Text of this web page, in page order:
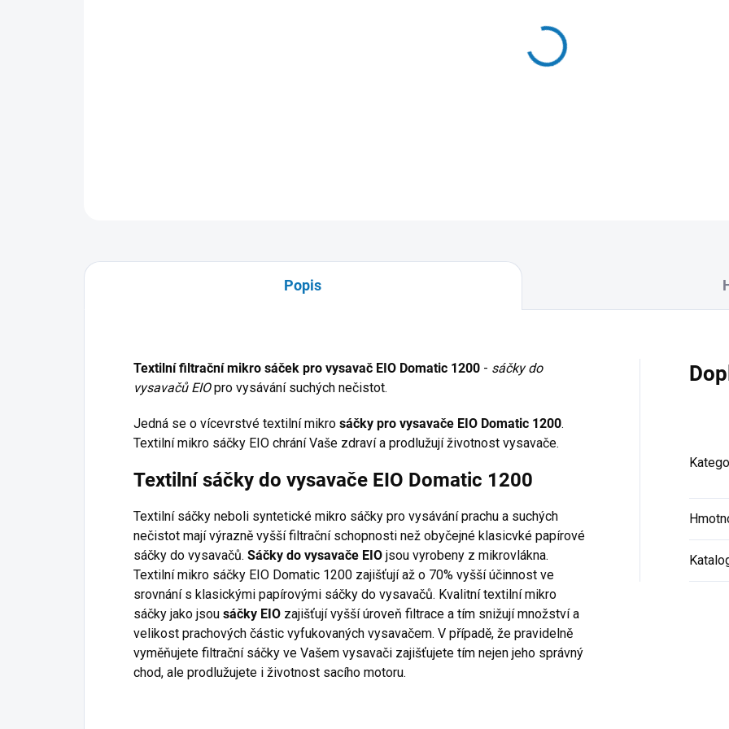
Popis
Textilní filtrační mikro sáček pro vysavač EIO Domatic 1200 - sáčky do
vysavačů EIOpro vysávání suchých nečistot.
Jedná se o vícevrstvé textilní mikro sáčky pro vysavače EIO Domatic 1200.
Textilní mikro sáčky EIO chrání Vaše zdraví a prodlužují životnost vysavače.
Textilní sáčky do vysavače EIO Domatic 1200
Textilní sáčky neboli syntetické mikro sáčky pro vysávání prachu a suchých
nečistot mají výrazně vyšší filtrační schopnosti než obyčejné klasicvké papírové
sáčky do vysavačů. Sáčky do vysavače EIO jsou vyrobeny z mikrovlákna.
Textilní mikro sáčky EIO Domatic 1200 zajišťují až o 70% vyšší účinnost ve
srovnání s klasickými papírovými sáčky do vysavačů. Kvalitní textilní mikro
sáčky jako jsou sáčky EIO zajišťují vyšší úroveň filtrace a tím snižují množství a
velikost prachových částic vyfukovaných vysavačem. V případě, že pravidelně
vyměňujete filtrační sáčky ve Vašem vysavači zajišťujete tím nejen jeho správný
chod, ale prodlužujete i životnost sacího motoru.